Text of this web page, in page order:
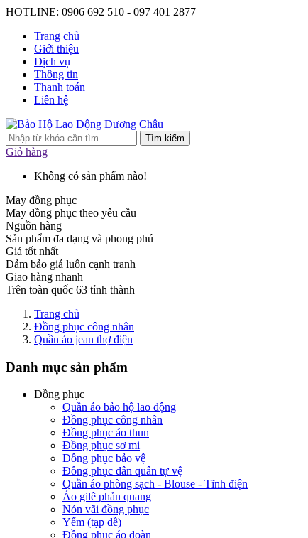
HOTLINE: 0906 692 510 - 097 401 2877
Trang chủ
Giới thiệu
Dịch vụ
Thông tin
Thanh toán
Liên hệ
Tìm kiếm
Giỏ hàng
Không có sản phẩm nào!
May đồng phục
May đồng phục theo yêu cầu
Nguồn hàng
Sản phẩm đa dạng và phong phú
Giá tốt nhất
Đảm bảo giá luôn cạnh tranh
Giao hàng nhanh
Trên toàn quốc 63 tỉnh thành
Trang chủ
Đồng phục công nhân
Quần áo jean thợ điện
Danh mục sản phẩm
Đồng phục
Quần áo bảo hộ lao động
Đồng phục công nhân
Đồng phục áo thun
Đồng phục sơ mi
Đồng phục bảo vệ
Đồng phục dân quân tự vệ
Quần áo phòng sạch - Blouse - Tĩnh điện
Áo gilê phản quang
Nón vãi đồng phục
Yếm (tạp dề)
Đồng phục áo đoàn